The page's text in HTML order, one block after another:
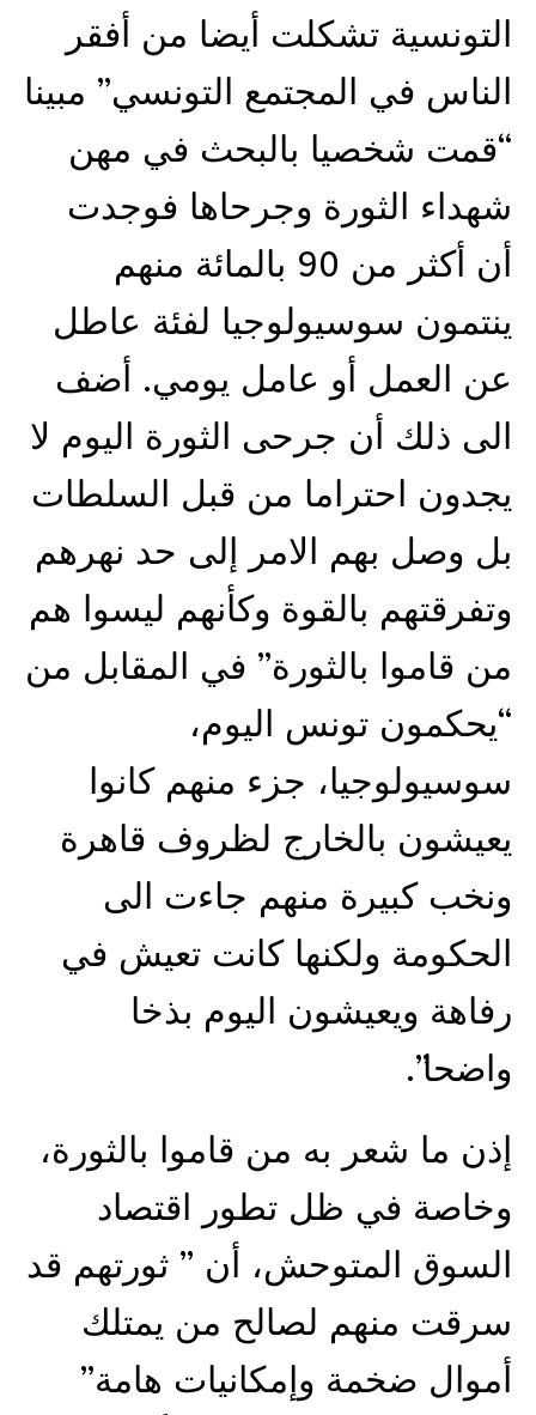
التونسية تشكلت أيضا من أفقر
الناس في المجتمع التونسي” مبينا
“قمت شخصيا بالبحث في مهن
شهداء الثورة وجرحاها فوجدت
أن أكثر من 90 بالمائة منهم
ينتمون سوسيولوجيا لفئة عاطل
عن العمل أو عامل يومي. أضف
الى ذلك أن جرحى الثورة اليوم لا
يجدون احتراما من قبل السلطات
بل وصل بهم الامر إلى حد نهرهم
وتفرقتهم بالقوة وكأنهم ليسوا هم
من قاموا بالثورة” في المقابل من
“يحكمون تونس اليوم،
سوسيولوجيا، جزء منهم كانوا
يعيشون بالخارج لظروف قاهرة
ونخب كبيرة منهم جاءت الى
الحكومة ولكنها كانت تعيش في
رفاهة ويعيشون اليوم بذخا
واضحا”.
إذن ما شعر به من قاموا بالثورة،
وخاصة في ظل تطور اقتصاد
السوق المتوحش، أن ” ثورتهم قد
سرقت منهم لصالح من يمتلك
أموال ضخمة وإمكانيات هامة”